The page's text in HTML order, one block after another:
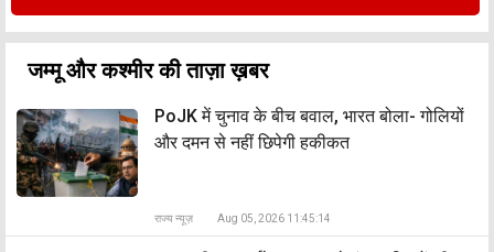
जम्मू और कश्मीर की ताज़ा ख़बर
PoJK में चुनाव के बीच बवाल, भारत बोला- गोलियों
और दमन से नहीं छिपेगी हकीकत
राज्य न्यूज़ Aug 05, 2026 11:45:14